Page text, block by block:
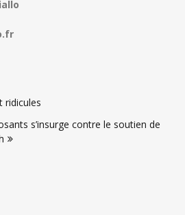
ridicules
s’insurge contre le soutien de